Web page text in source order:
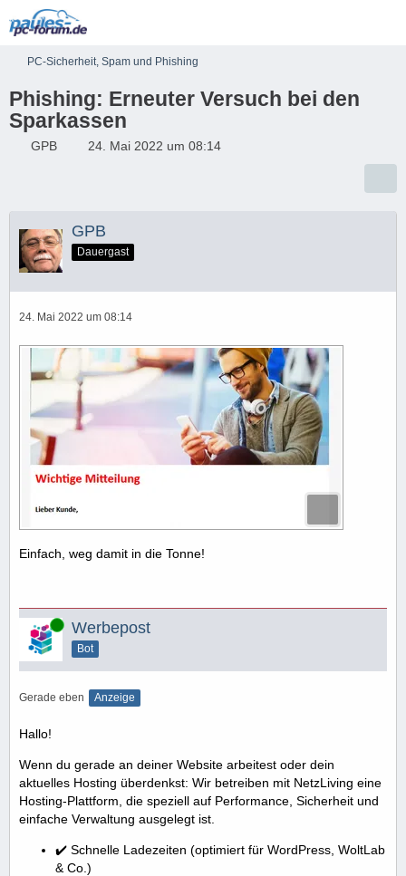
PC-Sicherheit, Spam und Phishing
Phishing: Erneuter Versuch bei den
Sparkassen
GPB 24. Mai 2022 um 08:14
GPB
Dauergast
24. Mai 2022 um 08:14
Einfach, weg damit in die Tonne!
Online Werbepost
Bot
Gerade eben Anzeige
Hallo!
Wenn du gerade an deiner Website arbeitest oder dein
aktuelles Hosting überdenkst: Wir betreiben mit NetzLiving eine
Hosting-Plattform, die speziell auf Performance, Sicherheit und
einfache Verwaltung ausgelegt ist.
✔️ Schnelle Ladezeiten (optimiert für WordPress, WoltLab
& Co.)